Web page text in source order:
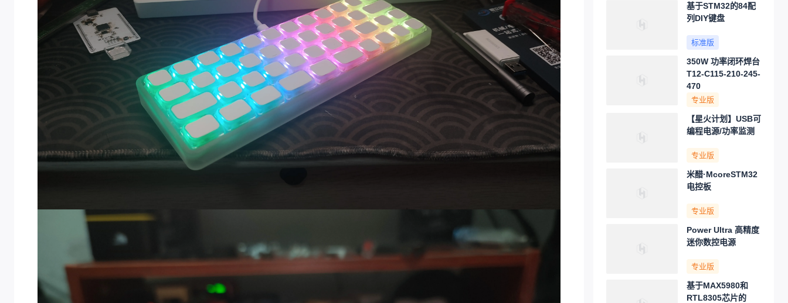
基于STM32的84配
列DIY键盘
标准版
350W 功率闭环焊台
T12-C115-210-245-
470
专业版
【星火计划】USB可
编程电源/功率监测
专业版
米醋·McoreSTM32
电控板
专业版
Power Ultra 高精度
迷你数控电源
专业版
基于MAX5980和
RTL8305芯片的